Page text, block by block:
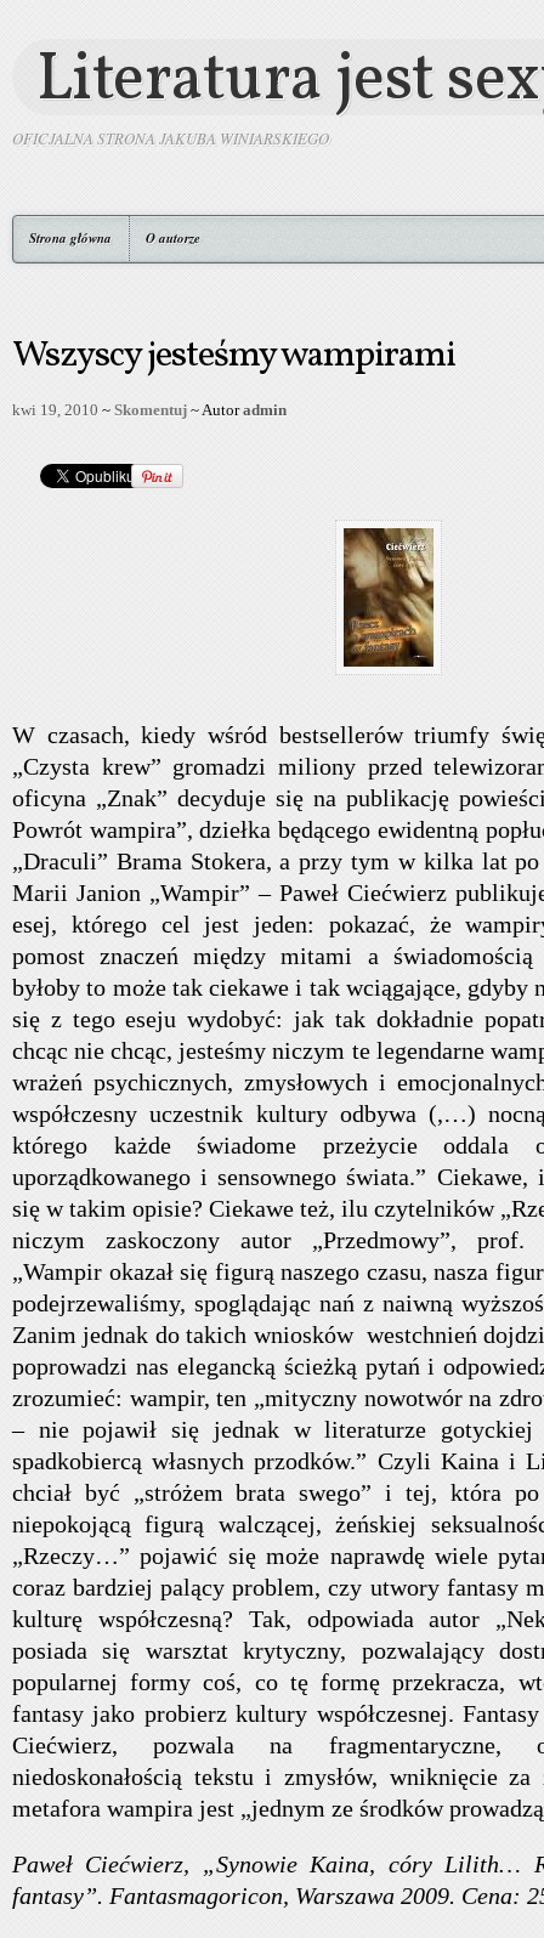
Literatura jest
OFICJALNA STRONA JAKUBA WINIARSKIEGO
Strona główna O autorze
Wszyscy jesteśmy wampirami
kwi 19, 2010 ~ Skomentuj ~ Autoradmin
W czasach, kiedy wśród bestsellerów triumfy
„Czysta krew” gromadzi miliony przed
oficyna „Znak” decyduje się na publikację
Powrót wampira”, dziełka będącego ewidentną
„Draculi” Brama Stokera, a przy tym w kilka lat
Marii Janion „Wampir” – Paweł Ciećwierz
esej, którego cel jest jeden: pokazać, że
pomost znaczeń między mitami a świadomością
byłoby to może tak ciekawe i tak wciągające, gdyby
się z tego eseju wydobyć: jak tak dokładnie
chcąc nie chcąc, jesteśmy niczym te legendarne
wrażeń psychicznych, zmysłowych i
współczesny uczestnik kultury odbywa (,…)
którego każde świadome przeżycie oddala
uporządkowanego i sensownego świata.”
się w takim opisie? Ciekawe też, ilu czytelników
niczym zaskoczony autor „Przedmowy”, prof.
„Wampir okazał się figurą naszego czasu, nasza
podejrzewaliśmy, spoglądając nań z naiwną
Zanim jednak do takich wniosków westchnień
poprowadzi nas elegancką ścieżką pytań i
zrozumieć: wampir, ten „mityczny nowotwór na
– nie pojawił się jednak w literaturze gotyckiej
spadkobiercą własnych przodków.” Czyli Kaina i
chciał być „stróżem brata swego” i tej, która
niepokojącą figurą walczącej, żeńskiej
„Rzeczy…” pojawić się może naprawdę wiele
coraz bardziej palący problem, czy utwory fantasy
kulturę współczesną? Tak, odpowiada autor
posiada się warsztat krytyczny, pozwalający
popularnej formy coś, co tę formę przekracza,
fantasy jako probierz kultury współczesnej.
Ciećwierz, pozwala na fragmentaryczne,
niedoskonałością tekstu i zmysłów, wniknięcie za
metafora wampira jest „jednym ze środków
Paweł Ciećwierz, „Synowie Kaina, córy Lilith…
fantasy”. Fantasmagoricon, Warszawa 2009. Cena: